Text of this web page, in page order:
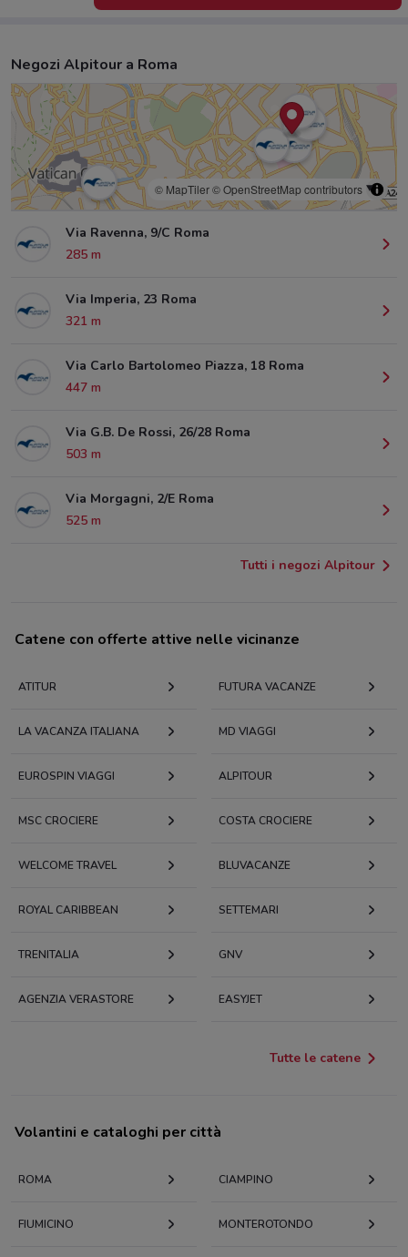
Negozi Alpitour a Roma
© MapTiler© OpenStreetMap contributors
Via Ravenna, 9/C Roma
285 m
Via Imperia, 23 Roma
321 m
Via Carlo Bartolomeo Piazza, 18 Roma
447 m
Via G.B. De Rossi, 26/28 Roma
503 m
Via Morgagni, 2/E Roma
525 m
Tutti i negozi Alpitour
Catene con offerte attive nelle vicinanze
ATITUR FUTURA VACANZE
LA VACANZA ITALIANA MD VIAGGI
EUROSPIN VIAGGI ALPITOUR
MSC CROCIERE COSTA CROCIERE
WELCOME TRAVEL BLUVACANZE
ROYAL CARIBBEAN SETTEMARI
TRENITALIA GNV
AGENZIA VERASTORE EASYJET
Tutte le catene
Volantini e cataloghi per città
ROMA CIAMPINO
FIUMICINO MONTEROTONDO